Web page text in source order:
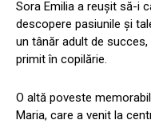
Sora Emilia a reușit să-i
descopere pasiunile și
un tânăr adult de
primit în copilărie.
O altă poveste
Maria, care a venit la